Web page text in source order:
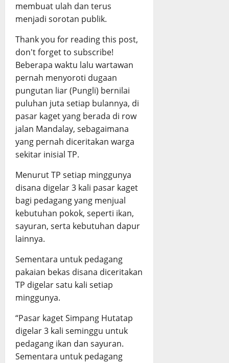
membuat ulah dan terus
menjadi sorotan publik.
Thank you for reading this post,
don't forget to subscribe!
Beberapa waktu lalu wartawan
pernah menyoroti dugaan
pungutan liar (Pungli) bernilai
puluhan juta setiap bulannya, di
pasar kaget yang berada di row
jalan Mandalay, sebagaimana
yang pernah diceritakan warga
sekitar inisial TP.
Menurut TP setiap minggunya
disana digelar 3 kali pasar kaget
bagi pedagang yang menjual
kebutuhan pokok, seperti ikan,
sayuran, serta kebutuhan dapur
lainnya.
Sementara untuk pedagang
pakaian bekas disana diceritakan
TP digelar satu kali setiap
minggunya.
“Pasar kaget Simpang Hutatap
digelar 3 kali seminggu untuk
pedagang ikan dan sayuran.
Sementara untuk pedagang